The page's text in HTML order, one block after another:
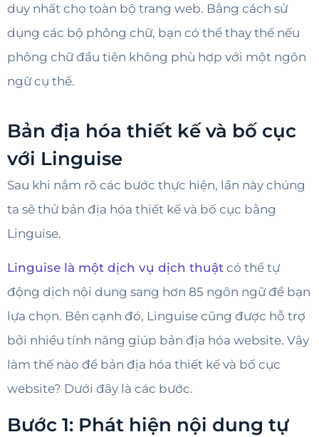
duy nhất cho toàn bộ trang web. Bằng cách sử
dụng các bộ phông chữ, bạn có thể thay thế nếu
phông chữ đầu tiên không phù hợp với một ngôn
ngữ cụ thể.
Bản địa hóa thiết kế và bố cục
với Linguise
Sau khi nắm rõ các bước thực hiện, lần này chúng
ta sẽ thử bản địa hóa thiết kế và bố cục bằng
Linguise.
Linguise là một dịch vụ dịch thuật có thể tự
động dịch nội dung sang hơn 85 ngôn ngữ để bạn
lựa chọn. Bên cạnh đó, Linguise cũng được hỗ trợ
bởi nhiều tính năng giúp bản địa hóa website. Vậy
làm thế nào để bản địa hóa thiết kế và bố cục
website? Dưới đây là các bước.
Bước 1: Phát hiện nội dung tự